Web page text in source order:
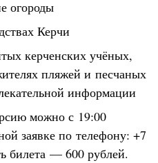
огороды
Керчи
керченских учёных,
пляжей и песчаных
информации
можно с 19:00
заявке по телефону: +7
билета — 600 рублей.